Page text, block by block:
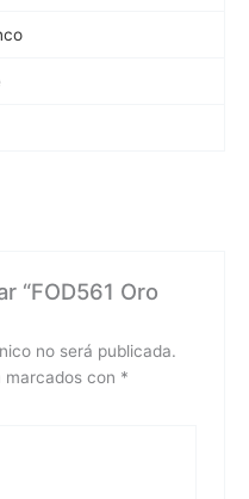
“FOD561 Oro
no será publicada.
marcados con *